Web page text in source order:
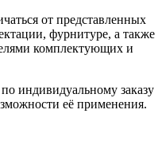
от представленных
фурнитуре, а также
комплектующих и
индивидуальному заказу
её применения.